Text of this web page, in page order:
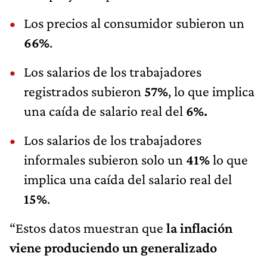
Los precios al consumidor subieron un
66%.
Los salarios de los trabajadores
registrados subieron 57%, lo que implica
una caída de salario real del 6%.
Los salarios de los trabajadores
informales subieron solo un 41%lo que
implica una caída del salario real del
15%.
“Estos datos muestran que la inflación
viene produciendo un generalizado